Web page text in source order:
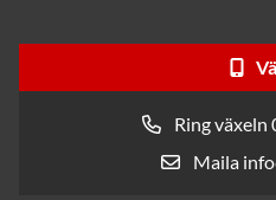
Ring växeln
Maila